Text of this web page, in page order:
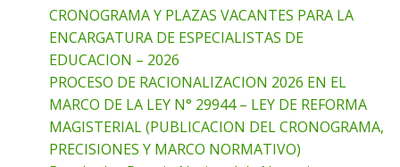
CRONOGRAMA Y PLAZAS VACANTES PARA LA
ENCARGATURA DE ESPECIALISTAS DE
EDUCACION – 2026
PROCESO DE RACIONALIZACION 2026 EN EL
MARCO DE LA LEY N° 29944 – LEY DE REFORMA
MAGISTERIAL (PUBLICACION DEL CRONOGRAMA,
PRECISIONES Y MARCO NORMATIVO)